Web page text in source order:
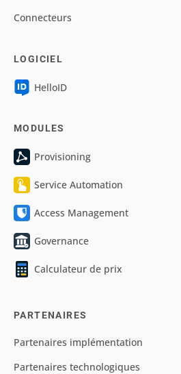
Connecteurs
LOGICIEL
HelloID
MODULES
Provisioning
Service Automation
Access Management
Governance
Calculateur de prix
PARTENAIRES
Partenaires implémentation
Partenaires technologiques